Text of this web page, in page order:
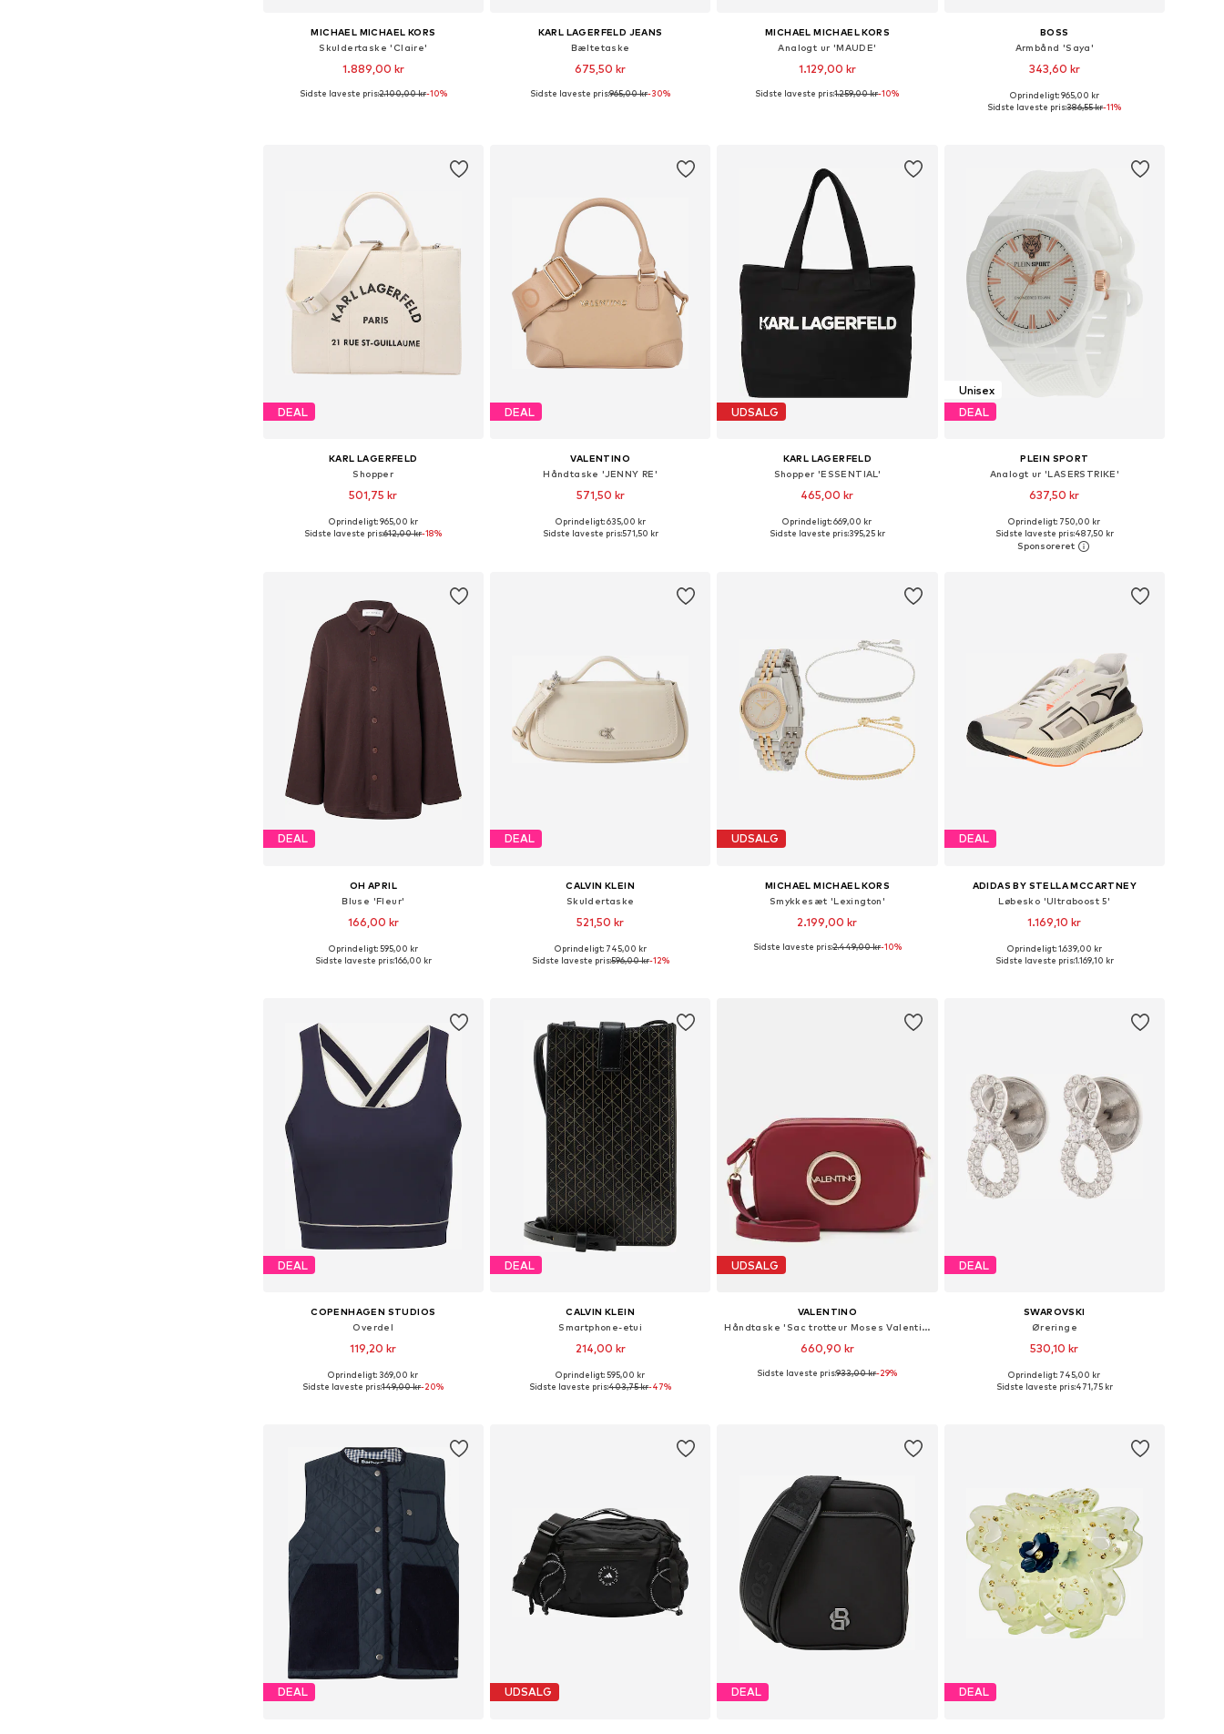
MICHAEL MICHAEL KORS
Skuldertaske 'Claire'
1.889,00 kr
Tilgængelige størrelser: One Size
Sidste laveste pris:2.100,00 kr-10%
KARL LAGERFELD JEANS
Bæltetaske
675,50 kr
Tilgængelige størrelser: One Size
Sidste laveste pris:965,00 kr-30%
MICHAEL MICHAEL KORS
Analogt ur 'MAUDE'
1.129,00 kr
Tilgængelige størrelser: One Size
Sidste laveste pris:1.259,00 kr-10%
BOSS
Armbånd 'Saya'
343,60 kr
Tilgængelige størrelser: One Size
Oprindeligt: 965,00 kr
Sidste laveste pris:386,55 kr-11%
DEAL
KARL LAGERFELD
Shopper
501,75 kr
Tilgængelige størrelser: One Size
Oprindeligt: 965,00 kr
Sidste laveste pris:612,00 kr-18%
DEAL
VALENTINO
Håndtaske 'JENNY RE'
571,50 kr
Tilgængelige størrelser: One Size
Oprindeligt: 635,00 kr
Sidste laveste pris:571,50 kr
UDSALG
KARL LAGERFELD
Shopper 'ESSENTIAL'
465,00 kr
Tilgængelige størrelser: One Size
Oprindeligt: 669,00 kr
Sidste laveste pris:395,25 kr
Unisex
DEAL
PLEIN SPORT
Analogt ur 'LASERSTRIKE'
637,50 kr
Tilgængelige størrelser: One Size
Føj til indkøbskurv
Oprindeligt: 750,00 kr
Sidste laveste pris:487,50 kr
DEAL
OH APRIL
Bluse 'Fleur'
166,00 kr
Tilgængelige størrelser: XS, S, M, L
Oprindeligt: 595,00 kr
Sidste laveste pris:166,00 kr
DEAL
CALVIN KLEIN
Skuldertaske
521,50 kr
Tilgængelige størrelser: One Size
Oprindeligt: 745,00 kr
Sidste laveste pris:596,00 kr-12%
UDSALG
MICHAEL MICHAEL KORS
Smykkesæt 'Lexington'
2.199,00 kr
Tilgængelige størrelser: One Size
Sidste laveste pris:2.449,00 kr-10%
DEAL
ADIDAS BY STELLA MCCARTNEY
Løbesko 'Ultraboost 5'
1.169,10 kr
Fås i mange størrelser
Oprindeligt: 1.639,00 kr
Sidste laveste pris:1.169,10 kr
DEAL
COPENHAGEN STUDIOS
Overdel
119,20 kr
Tilgængelige størrelser: XS, S, M, L
Oprindeligt: 369,00 kr
Sidste laveste pris:149,00 kr-20%
DEAL
CALVIN KLEIN
Smartphone-etui
214,00 kr
Tilgængelige størrelser: One Size
Oprindeligt: 595,00 kr
Sidste laveste pris:403,75 kr-47%
UDSALG
VALENTINO
Håndtaske 'Sac trotteur Moses Valentino Rosso Scuro'
660,90 kr
Tilgængelige størrelser: One Size
Sidste laveste pris:933,00 kr-29%
DEAL
SWAROVSKI
Øreringe
530,10 kr
Tilgængelige størrelser: One Size
Oprindeligt: 745,00 kr
Sidste laveste pris:471,75 kr
DEAL UDSALG DEAL DEAL